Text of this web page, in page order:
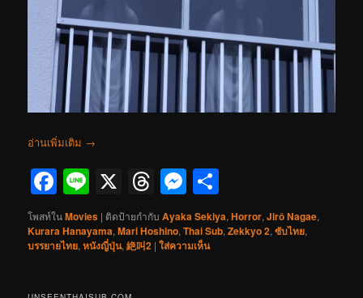
อ่านเพิ่มเติม →
Facebook
Line
X Threads
Messenger
โพสท์ในMovies | ติดป้ายกำกับ Ayaka Sekiya,Horror,Jirô Nagae,
Kurara Hanayama,Mari Hoshino,Thai Sub,Zekkyo 2,ซับไทย,
บรรยายไทย,หนังญี่ปุ่น,絶叫2 |ใส่ความเห็น